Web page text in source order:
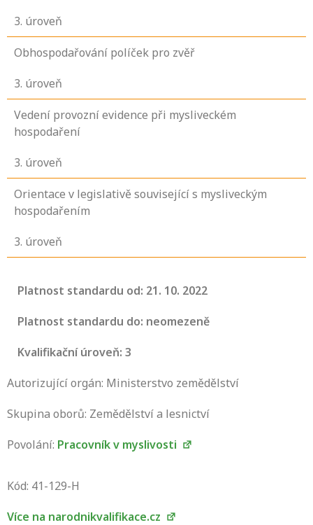
3. úroveň
Obhospodařování políček pro zvěř
3. úroveň
Vedení provozní evidence při mysliveckém
hospodaření
3. úroveň
Orientace v legislativě související s mysliveckým
hospodařením
3. úroveň
Platnost standardu od: 21. 10. 2022
Platnost standardu do: neomezeně
Kvalifikační úroveň: 3
Autorizující orgán: Ministerstvo zemědělství
Skupina oborů: Zemědělství a lesnictví
Povolání: Pracovník v myslivosti
Kód: 41-129-H
Více na narodnikvalifikace.cz
Víte, jaké dovednosti musíte pro danou